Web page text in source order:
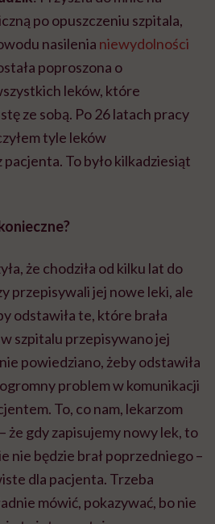
po opuszczeniu szpitala,
nasilenia niewydolności
poproszona o
leków, które
ze sobą. Po 26 latach pracy
tyle leków
To było kilkadziesiąt
że chodziła od kilku lat do
przepisywali jej nowe leki, ale
odstawiła te, które brała
szpitalu przepisywano jej
powiedziano, żeby odstawiła
problem w komunikacji
To, co nam, lekarzom
że gdy zapisujemy nowy lek, to
nie będzie brał poprzedniego –
dla pacjenta. Trzeba
mówić, pokazywać, bo nie